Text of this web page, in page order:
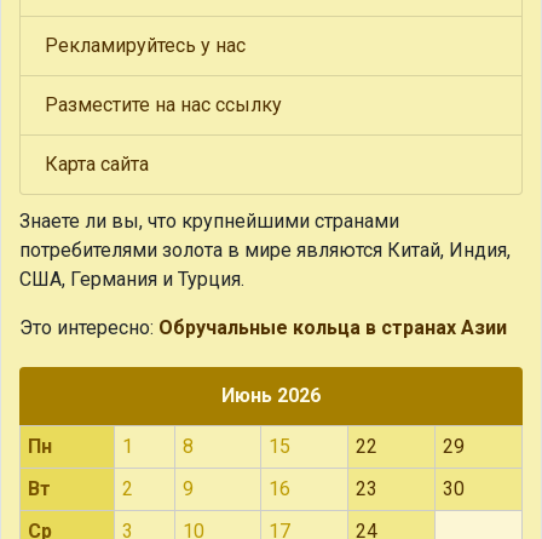
Рекламируйтесь у нас
Разместите на нас ссылку
Карта сайта
Знаете ли вы, что крупнейшими странами
потребителями золота в мире являются Китай, Индия,
США, Германия и Турция.
Это интересно: Обручальные кольца в странах Азии
Июнь 2026
Пн 1 8 15 22
29
Вт
2 9 16 23
30
Ср
3 10 17
24